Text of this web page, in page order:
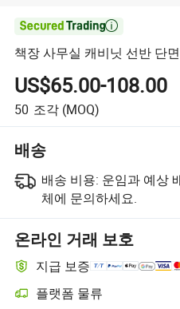

책장 사무실 캐비닛 선반 단
US$65.00-108.00
50 조각 (MOQ)
배송
배송 비용: 운임과 예상
체에 문의하세요.
온라인 거래 보호
지급 보증
플랫폼 물류
플랫폼 지원 물류를 통한 더 명확한